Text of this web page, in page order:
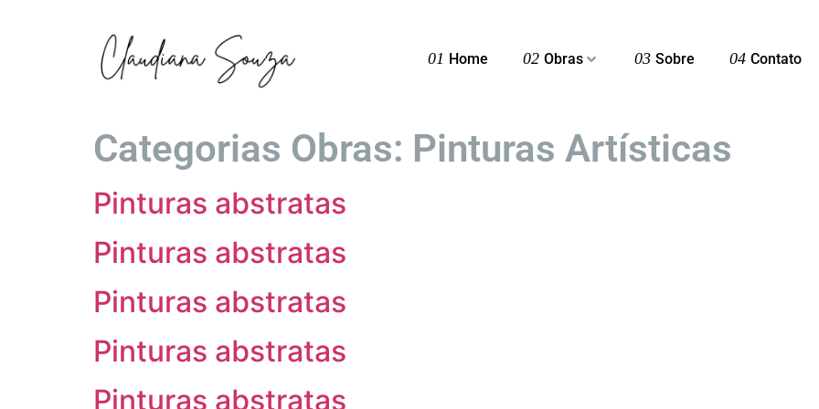
01 Home 02 Obras 03 Sobre 04 Contato
Categorias Obras: Pinturas Artísticas
Pinturas abstratas
Pinturas abstratas
Pinturas abstratas
Pinturas abstratas
Pinturas abstratas